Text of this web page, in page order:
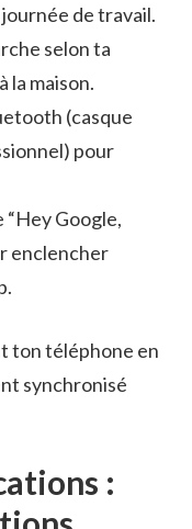
de travail.
selon ta
la maison.
(casque
pour
“Hey Google,
enclencher
ton téléphone en
synchronisé
: